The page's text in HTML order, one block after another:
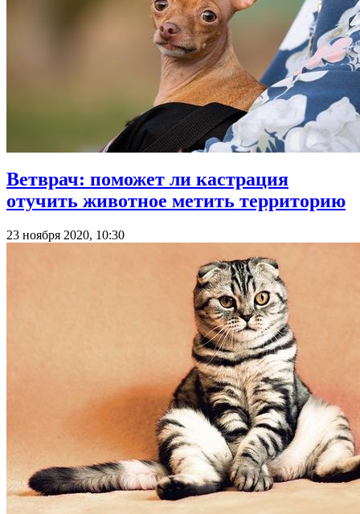
Ветврач: поможет ли кастрация
отучить животное метить территорию
23 ноября 2020, 10:30